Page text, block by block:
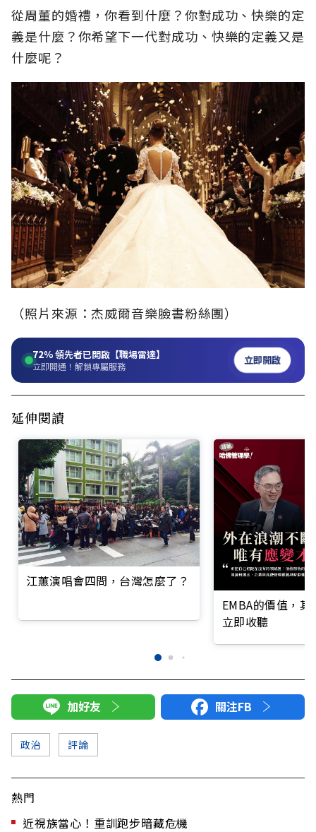
從周董的婚禮，你看到什麼？你對成功、快樂的定
義是什麼？你希望下一代對成功、快樂的定義又是
什麼呢？
（照片來源：杰威爾音樂臉書粉絲團）
72%領先者已開啟【職場雷達】
立即開通！解鎖專屬服務 立即開啟
延伸閱讀
江蕙演唱會四問，台灣怎麼了？
EMBA的價值，
立即收聽
加好友 關注FB
政治 評論
熱門
近視族當心！重訓跑步暗藏危機